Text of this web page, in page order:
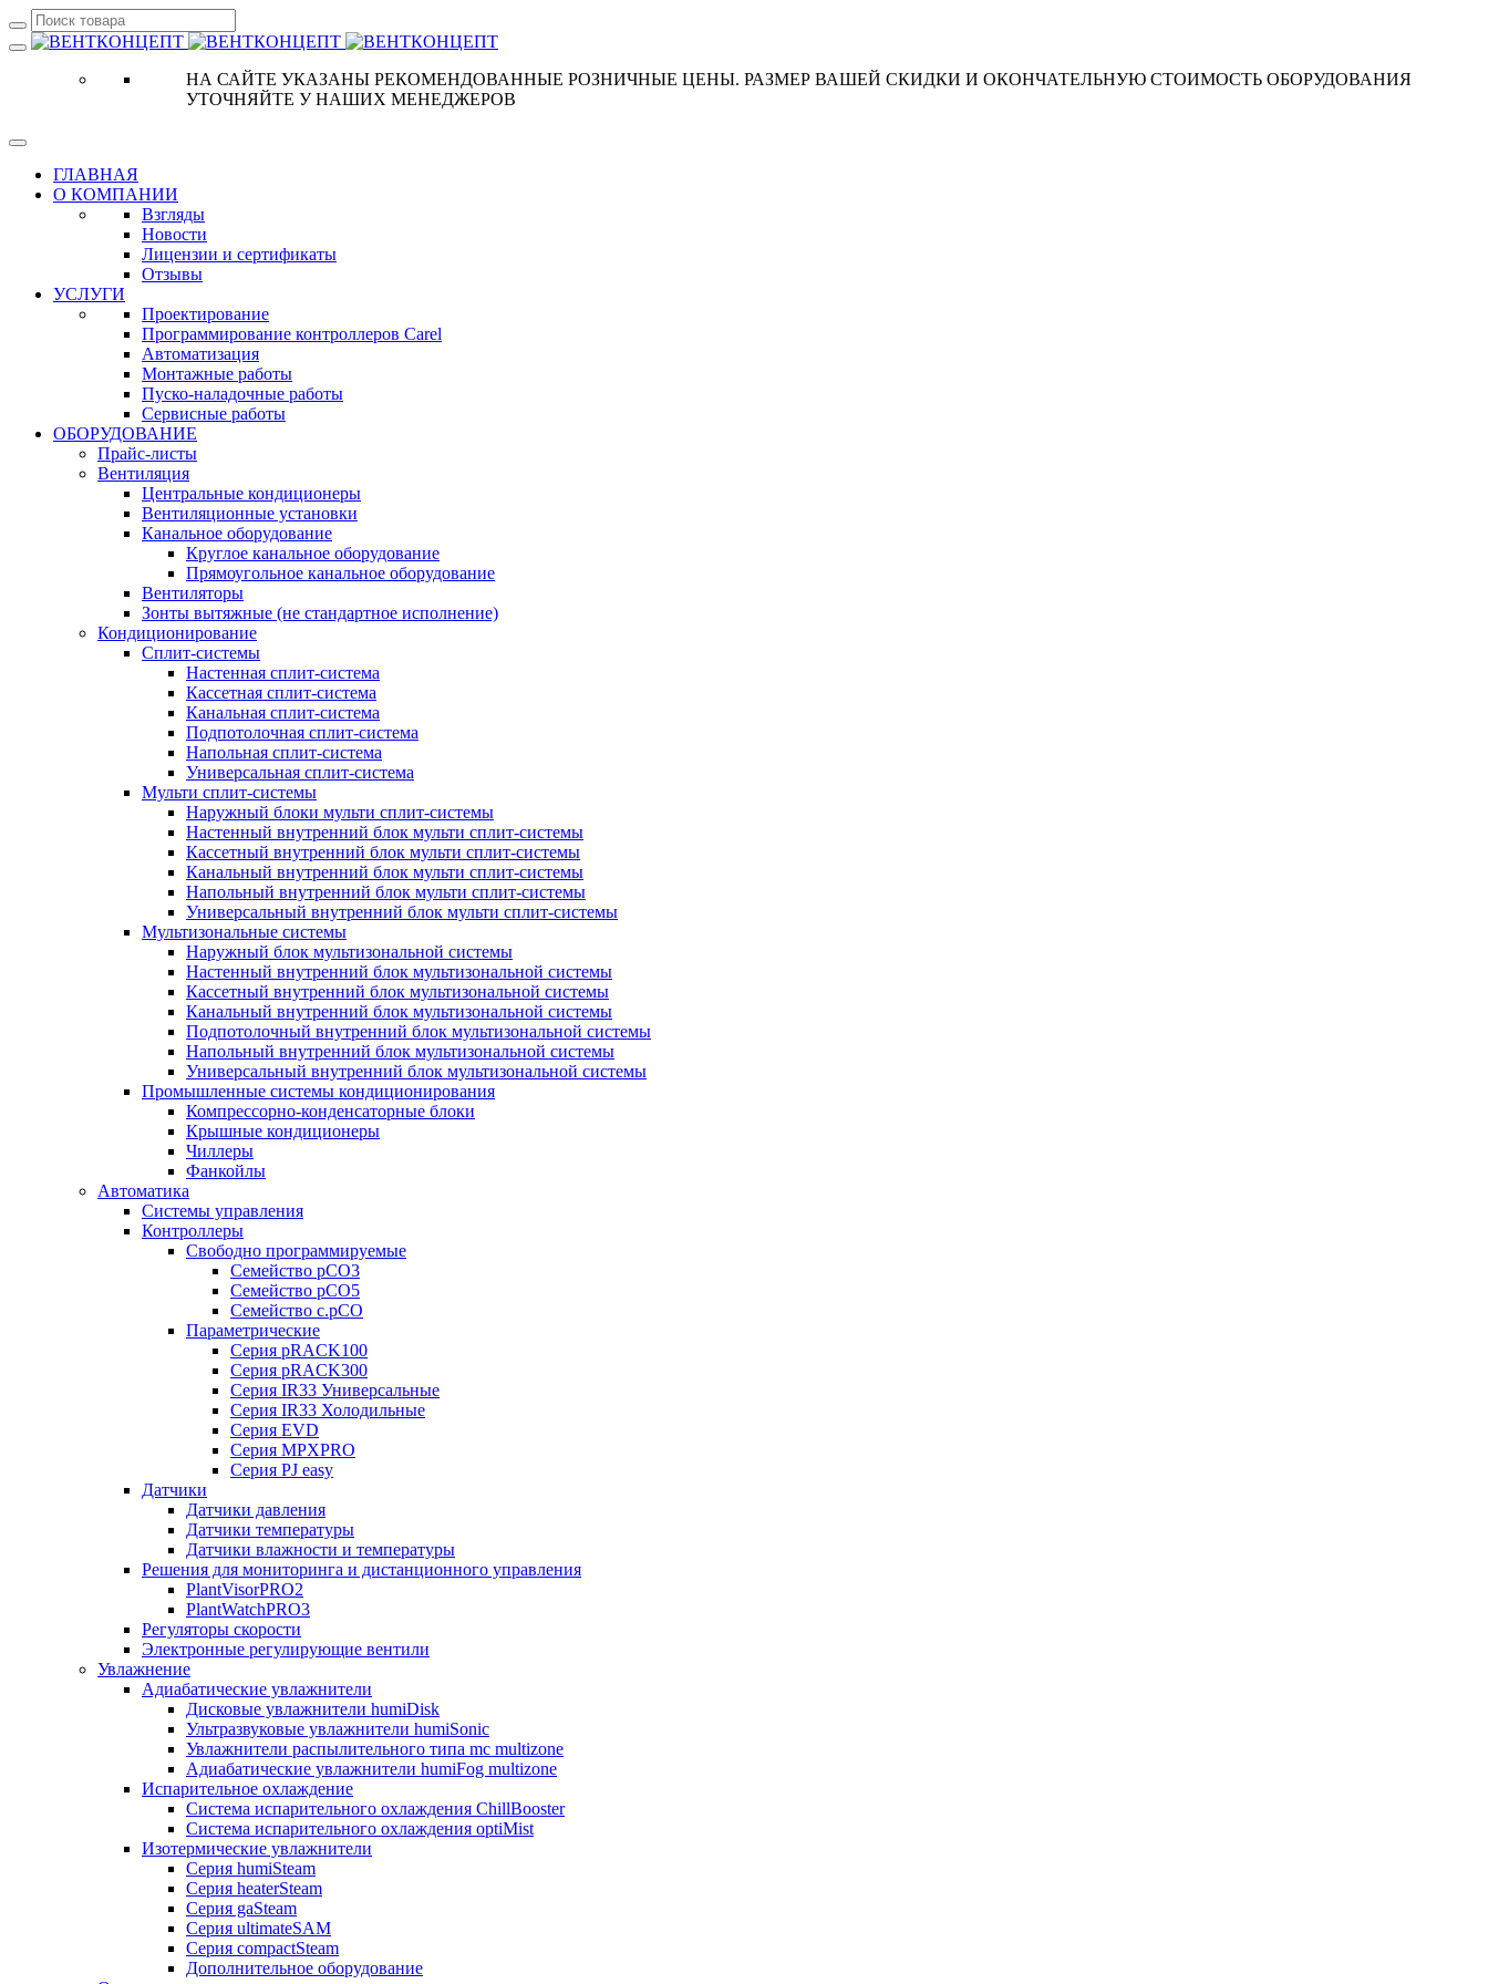
НА САЙТЕ УКАЗАНЫ РЕКОМЕНДОВАННЫЕ РОЗНИЧНЫЕ ЦЕНЫ. РАЗМЕР ВАШЕЙ СКИДКИ И ОКОНЧАТЕЛЬНУЮ СТОИМОСТЬ ОБОРУДОВАНИЯ
УТОЧНЯЙТЕ У НАШИХ МЕНЕДЖЕРОВ
ГЛАВНАЯ
О КОМПАНИИ
Взгляды
Новости
Лицензии и сертификаты
Отзывы
УСЛУГИ
Проектирование
Программирование контроллеров Carel
Автоматизация
Монтажные работы
Пуско-наладочные работы
Сервисные работы
ОБОРУДОВАНИЕ
Прайс-листы
Вентиляция
Центральные кондиционеры
Вентиляционные установки
Канальное оборудование
Круглое канальное оборудование
Прямоугольное канальное оборудование
Вентиляторы
Зонты вытяжные (не стандартное исполнение)
Кондиционирование
Сплит-системы
Настенная сплит-система
Кассетная сплит-система
Канальная сплит-система
Подпотолочная сплит-система
Напольная сплит-система
Универсальная сплит-система
Мульти сплит-системы
Наружный блоки мульти сплит-системы
Настенный внутренний блок мульти сплит-системы
Кассетный внутренний блок мульти сплит-системы
Канальный внутренний блок мульти сплит-системы
Напольный внутренний блок мульти сплит-системы
Универсальный внутренний блок мульти сплит-системы
Мультизональные системы
Наружный блок мультизональной системы
Настенный внутренний блок мультизональной системы
Кассетный внутренний блок мультизональной системы
Канальный внутренний блок мультизональной системы
Подпотолочный внутренний блок мультизональной системы
Напольный внутренний блок мультизональной системы
Универсальный внутренний блок мультизональной системы
Промышленные системы кондиционирования
Компрессорно-конденсаторные блоки
Крышные кондиционеры
Чиллеры
Фанкойлы
Автоматика
Системы управления
Контроллеры
Свободно программируемые
Семейство pCO3
Семейство pCO5
Семейство c.pCO
Параметрические
Серия pRACK100
Серия pRACK300
Серия IR33 Универсальные
Серия IR33 Холодильные
Серия EVD
Серия MPXPRO
Серия PJ easy
Датчики
Датчики давления
Датчики температуры
Датчики влажности и температуры
Решения для мониторинга и дистанционного управления
PlantVisorPRO2
PlantWatchPRO3
Регуляторы скорости
Электронные регулирующие вентили
Увлажнение
Адиабатические увлажнители
Дисковые увлажнители humiDisk
Ультразвуковые увлажнители humiSonic
Увлажнители распылительного типа mc multizone
Адиабатические увлажнители humiFog multizone
Испарительное охлаждение
Система испарительного охлаждения ChillBooster
Система испарительного охлаждения optiMist
Изотермические увлажнители
Серия humiSteam
Серия heaterSteam
Серия gaSteam
Серия ultimateSAM
Серия compactSteam
Дополнительное оборудование